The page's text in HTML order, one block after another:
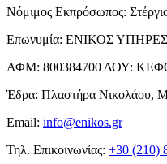
Νόμιμος Εκπρόσωπος:
Επωνυμία: ΕΝΙΚΟΣ
ΑΦΜ: 800384700 ΔΟΥ:
Έδρα: Πλαστήρα Νικολάου,
Email: info@enikos.gr
Τηλ. Επικοινωνίας: +30 (210)